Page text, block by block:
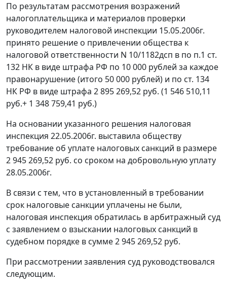
По результатам рассмотрения возражений
налогоплательщика и материалов проверки
руководителем налоговой инспекции 15.05.2006г.
принято решение о привлечении общества к
налоговой ответственности N 10/1182дсп в по п.1 ст.
132 НК в виде штрафа РФ по 10 000 рублей за каждое
правонарушение (итого 50 000 рублей) и по ст. 134
НК РФ в виде штрафа 2 895 269,52 руб. (1 546 510,11
руб.+ 1 348 759,41 руб.)
На основании указанного решения налоговая
инспекция 22.05.2006г. выставила обществу
требование об уплате налоговых санкций в размере
2 945 269,52 руб. со сроком на добровольную уплату
28.05.2006г.
В связи с тем, что в установленный в требовании
срок налоговые санкции уплачены не были,
налоговая инспекция обратилась в арбитражный суд
с заявлением о взыскании налоговых санкций в
судебном порядке в сумме 2 945 269,52 руб.
При рассмотрении заявления суд руководствовался
следующим.